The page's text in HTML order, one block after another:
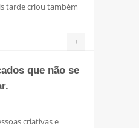
tarde criou também
+
que não se
criativas e